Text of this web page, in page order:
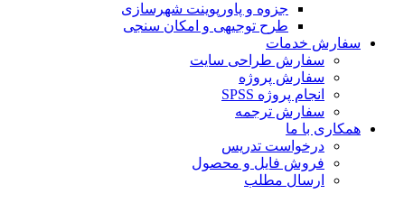
جزوه و پاورپوینت شهرسازی
طرح توجیهی و امکان سنجی
سفارش خدمات
سفارش طراحی سایت
سفارش پروژه
انجام پروژه SPSS
سفارش ترجمه
همکاری با ما
درخواست تدریس
فروش فایل و محصول
ارسال مطلب